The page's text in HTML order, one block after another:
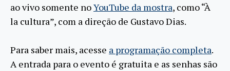
ao vivo somente noYouTube da mostra, como “À
la cultura”, com a direção de Gustavo Dias.
Para saber mais, acesse a programação completa.
A entrada para o evento é gratuita e as senhas são